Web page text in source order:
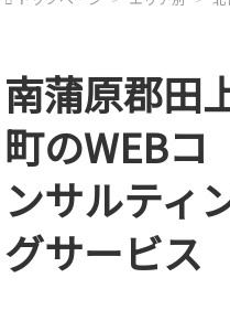
南蒲原郡田
町のWEBコ
ンサルティ
グサービス